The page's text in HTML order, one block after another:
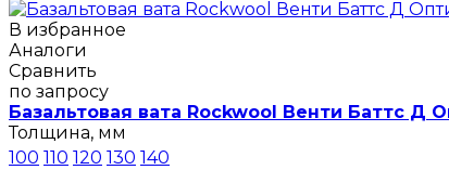
В избранное
Аналоги
Сравнить
по запросу
Базальтовая вата Rockwool Венти Баттс Д
Толщина, мм
100 110 120 130 140